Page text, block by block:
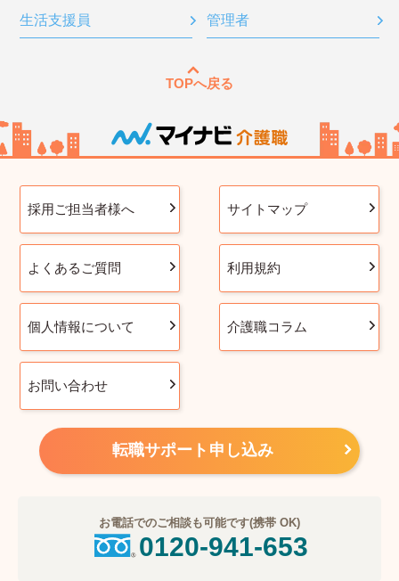
生活支援員 管理者
TOPへ戻る
採用ご担当者様へ サイトマップ
よくあるご質問 利用規約
個人情報について 介護職コラム
お問い合わせ
転職サポート申し込み
お電話でのご相談も可能です(携帯 OK)
0120-941-653